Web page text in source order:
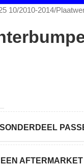
10/2010-2014/